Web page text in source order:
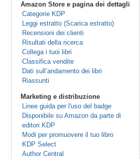
Amazon Store e pagina dei dettagli
Categorie KDP
Leggi estratto (Scarica estratto)
Recensioni dei clienti
Risultati della ricerca
Collega i tuoi libri
Classifica vendite
Dati sull’andamento dei libri
Riassunti
Marketing e distribuzione
Linee guida per l'uso del badge
Disponibile su Amazon da parte di
editori KDP
Modi per promuovere il tuo libro
KDP Select
Author Central